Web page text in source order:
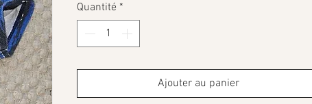
Quantité *
Ajouter au panier